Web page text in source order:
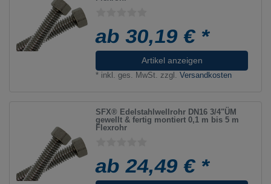
ab 30,19 € *
Artikel anzeigen
* inkl. ges. MwSt. zzgl.Versandkosten
SFX® Edelstahlwellrohr DN16 3/4"ÜM
gewellt & fertig montiert 0,1 m bis 5 m
Flexrohr
ab 24,49 € *